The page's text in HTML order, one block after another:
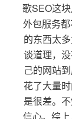
歌SEO这
外包服务
的东西太
谈道理，
己的网站
花了大量
是很差。
信心。综